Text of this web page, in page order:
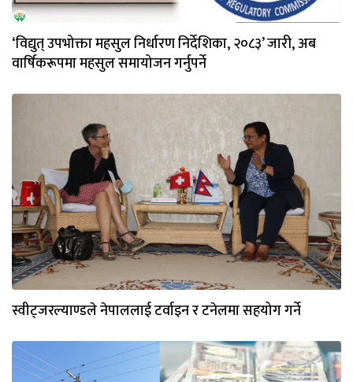
‘विद्युत् उपभोक्ता महसुल निर्धारण निर्देशिका, २०८३’ जारी, अब
वार्षिकरूपमा महसुल समायोजन गर्नुपर्ने
स्वीट्जरल्याण्डले नेपाललाई टर्वाइन र टनेलमा सहयोग गर्ने